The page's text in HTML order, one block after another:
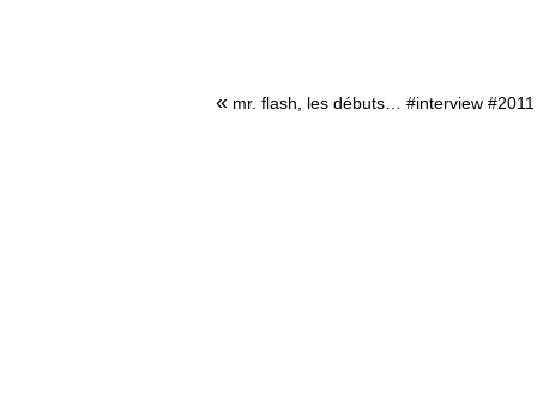
« mr. flash, les débuts… #interview #2011